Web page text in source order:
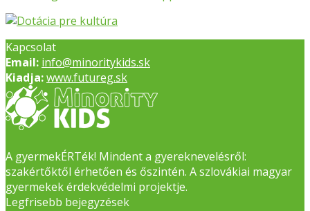
Kapcsolat
Email: info@minoritykids.sk
Kiadja:www.futureg.sk
A gyermekÉRTék! Mindent a gyereknevelésről:
szakértőktől érhetően és őszintén. A szlovákiai magyar
gyermekek érdekvédelmi projektje.
Legfrisebb bejegyzések